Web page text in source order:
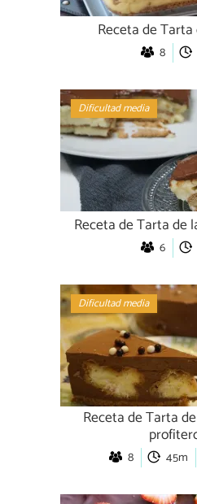
Receta de
8
Dificultad media
Receta de Tarta de
6
Dificultad media
Receta de Tarta
8 45m